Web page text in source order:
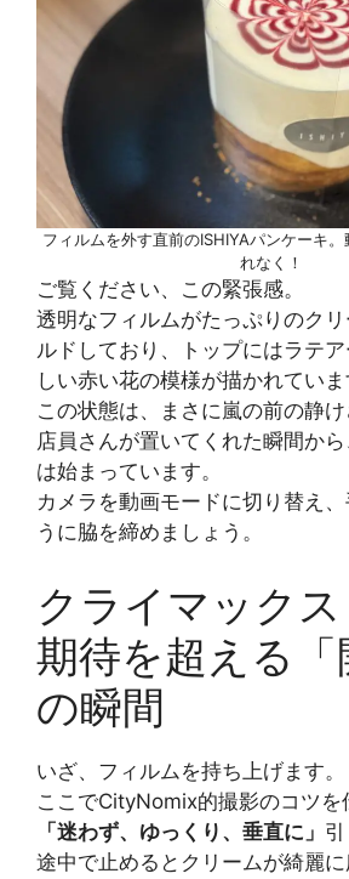
フィルムを外す直前のISHIYAパンケーキ
れなく！
ご覧ください、この緊張感。
透明なフィルムがたっぷりのク
ルドしており、トップにはラテ
しい赤い花の模様が描かれていま
この状態は、まさに嵐の前の静け
店員さんが置いてくれた瞬間から
は始まっています。
カメラを動画モードに切り替え
うに脇を締めましょう。
クライマック
期待を超える「
の瞬間
いざ、フィルムを持ち上げます。
ここでCityNomix的撮影のコツを
「迷わず、ゆっくり、垂直に」 引
途中で止めるとクリームが綺麗に